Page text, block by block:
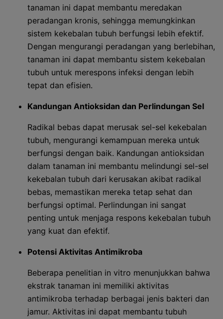
tanaman ini dapat membantu meredakan
peradangan kronis, sehingga memungkinkan
sistem kekebalan tubuh berfungsi lebih efektif.
Dengan mengurangi peradangan yang berlebihan,
tanaman ini dapat membantu sistem kekebalan
tubuh untuk merespons infeksi dengan lebih
tepat dan efisien.
Kandungan Antioksidan dan Perlindungan Sel
Radikal bebas dapat merusak sel-sel kekebalan
tubuh, mengurangi kemampuan mereka untuk
berfungsi dengan baik. Kandungan antioksidan
dalam tanaman ini membantu melindungi sel-sel
kekebalan tubuh dari kerusakan akibat radikal
bebas, memastikan mereka tetap sehat dan
berfungsi optimal. Perlindungan ini sangat
penting untuk menjaga respons kekebalan tubuh
yang kuat dan efektif.
Potensi Aktivitas Antimikroba
Beberapa penelitian in vitro menunjukkan bahwa
ekstrak tanaman ini memiliki aktivitas
antimikroba terhadap berbagai jenis bakteri dan
jamur. Aktivitas ini dapat membantu tubuh